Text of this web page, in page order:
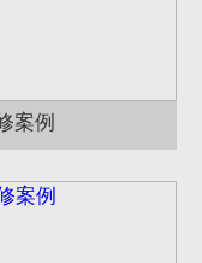
案例